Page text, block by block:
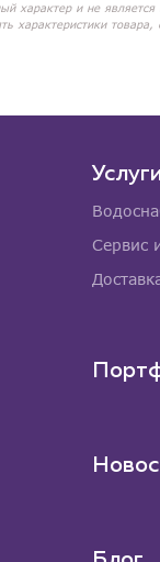
характер и не
характеристики
Сервис